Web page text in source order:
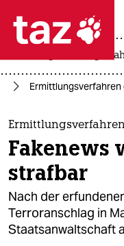
 taz
themen
politik
öko
gesellschaft
Ermittlungsverfahren
Fakenews
strafbar
Nach der
Terroranschlag in
Staatsanwaltschaft